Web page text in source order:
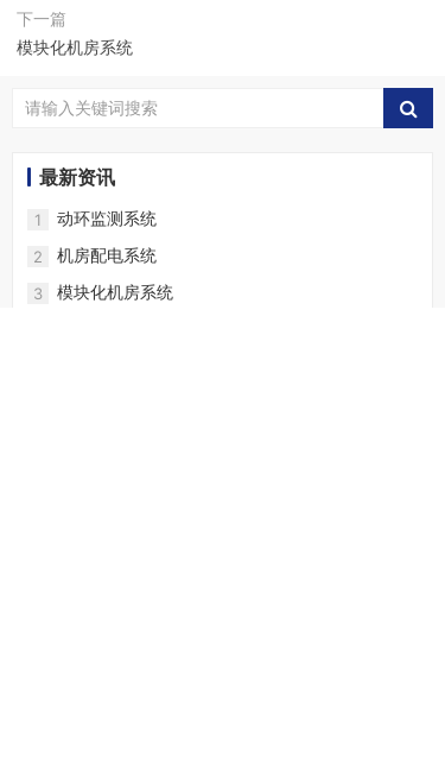
下一篇
模块化机房系统
最新资讯
1 动环监测系统
2 机房配电系统
3 模块化机房系统